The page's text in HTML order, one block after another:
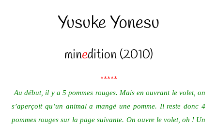
Yusuke Yonesu
minedition (2010)
*****
Au début, il y a 5 pommes rouges. Mais en ouvrant le volet, on
s’aperçoit qu’un animal a mangé une pomme. Il reste donc 4
pommes rouges sur la page suivante. On ouvre le volet, oh ! Un